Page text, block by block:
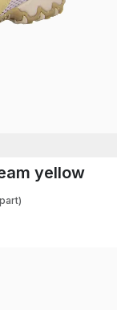
yellow